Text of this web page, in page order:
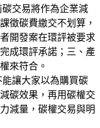
交易將作為企業減
徵碳費繳交不划算，
開發案在環評被要求
成環評承諾；三、產
來符合。
讓大家以為購買碳
碳效果，再用碳權交
減量，碳權交易與明